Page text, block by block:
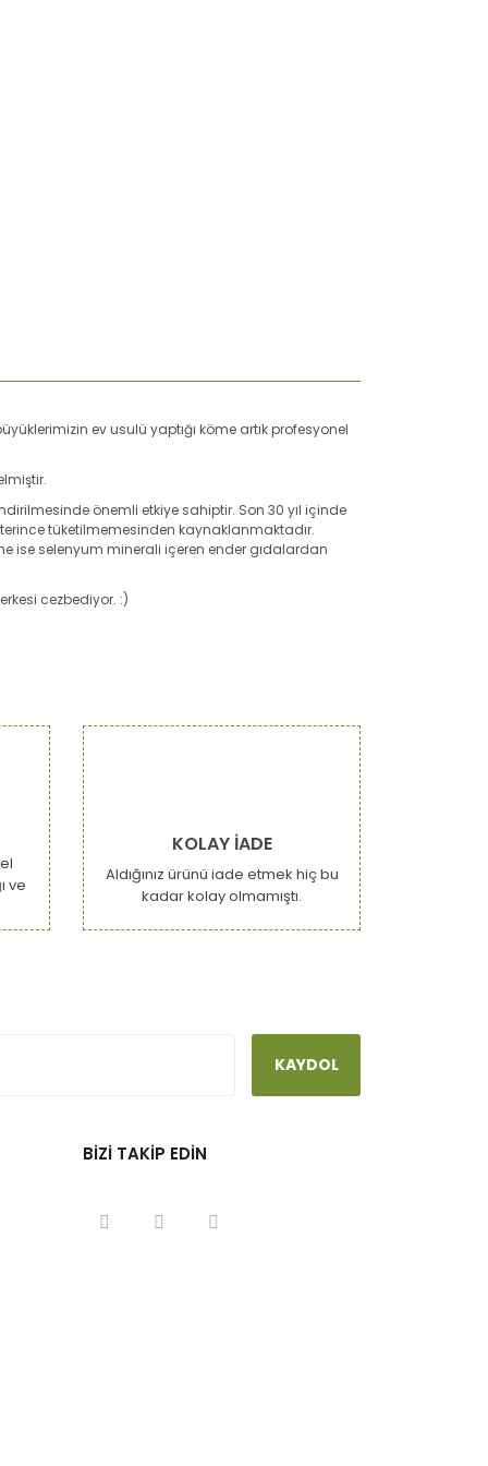
ev usulü yaptığı köme artık profesyonel
önemli etkiye sahiptir. Son 30 yıl içinde
tüketilmemesinden kaynaklanmaktadır.
ise selenyum minerali içeren ender gıdalardan
cezbediyor. :)
ve
KOLAY İADE
Aldığınız ürünü iade etmek hiç bu
kadar kolay olmamıştı.
KAYDOL
BİZİ TAKİP EDİN